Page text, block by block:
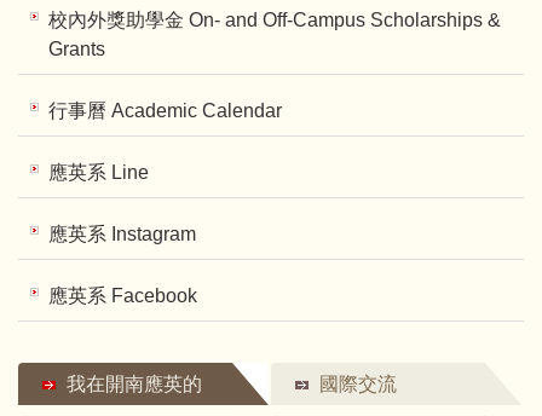
校內外獎助學金 On- and Off-Campus Scholarships &
Grants
行事曆 Academic Calendar
應英系 Line
應英系 Instagram
應英系 Facebook
我在開南應英的 國際交流